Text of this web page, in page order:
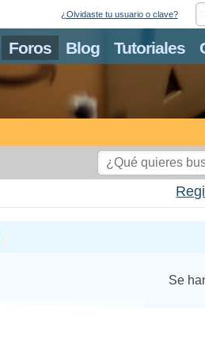
Foros Blog Tutoriales
¿Olvidaste tu usuario o clave?
Se